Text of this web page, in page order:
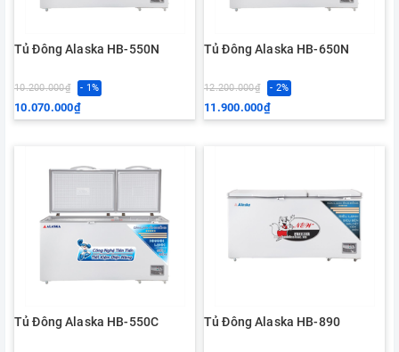
Tủ Đông Alaska HB-550N
10.200.000₫ - 1%
10.070.000₫
Tủ Đông Alaska HB-650N
12.200.000₫ - 2%
11.900.000₫
Tủ Đông Alaska HB-550C Tủ Đông Alaska HB-890